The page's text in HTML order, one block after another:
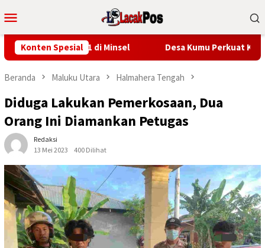
ke
Mobile
Konten Spesial
RI ke-81 di Minsel Desa Kumu Perkuat Kapasitas
Beranda Maluku Utara Halmahera Tengah
Diduga Lakukan Pemerkosaan, Dua
Orang Ini Diamankan Petugas
Redaksi
13 Mei 2023
400 Dilihat